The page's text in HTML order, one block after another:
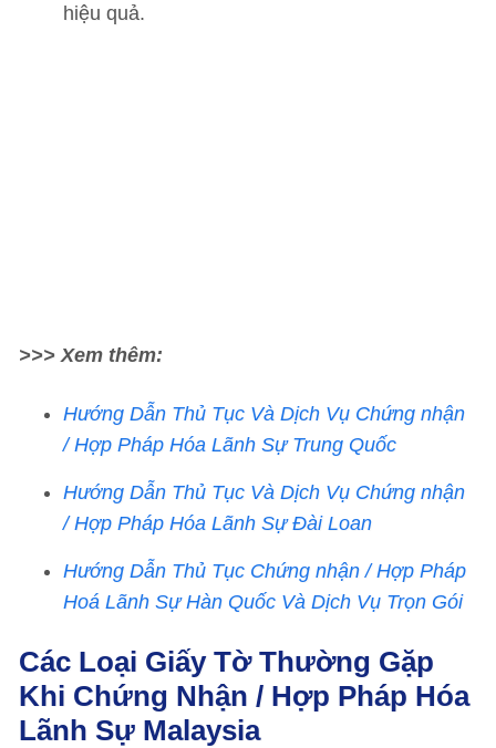
hiệu quả.
>>> Xem thêm:
Hướng Dẫn Thủ Tục Và Dịch Vụ Chứng nhận
/ Hợp Pháp Hóa Lãnh Sự Trung Quốc
Hướng Dẫn Thủ Tục Và Dịch Vụ Chứng nhận
/ Hợp Pháp Hóa Lãnh Sự Đài Loan
Hướng Dẫn Thủ Tục Chứng nhận / Hợp Pháp
Hoá Lãnh Sự Hàn Quốc Và Dịch Vụ Trọn Gói
Các Loại Giấy Tờ Thường Gặp
Khi Chứng Nhận / Hợp Pháp Hóa
Lãnh Sự Malaysia